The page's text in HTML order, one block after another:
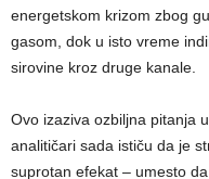
energetskom krizom zbog
gasom, dok u isto vreme
sirovine kroz druge kanale.
Ovo izaziva ozbiljna pitanja
analitičari sada ističu da je
suprotan efekat – umesto